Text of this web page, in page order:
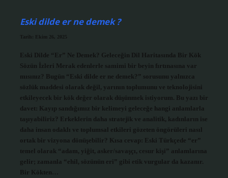
Eski dilde er ne demek ?
Tarih: Ekim 26, 2025
Eski Dilde “Er” Ne Demek? Geleceğin Dil Haritasında Bir Kök
Sözün İzleri Merak edenlerle samimi bir beyin fırtınasına var
mısınız? Bugün “Eski dilde er ne demek?” sorusunu yalnızca
sözlük maddesi olarak değil, yarının toplumunu ve teknolojisini
etkileyecek bir kök değer olarak düşünmek istiyorum. Bu yazı bir
davet: Kayıp sandığımız bir kelimeyi geleceğe hangi anlamlarla
taşıyabiliriz? Erkeklerin daha stratejik ve analitik, kadınların ise
daha insan odaklı ve toplumsal etkileri gözeten öngörüleri nasıl
ortak bir vizyona dönüşebilir? Kısa cevap: Eski Türkçede “er”
temel olarak “adam, yiğit, asker/savaşçı, cesur kişi” anlamlarına
gelir; zamanla “ehil, sözünün eri” gibi etik vurgular da kazanır.
Bir Kökten…